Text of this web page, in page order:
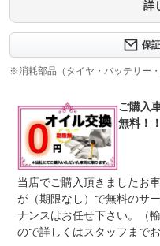
保証内容につい
保証項目 保証項目はスタ
修理回数 無制限
限度額無制限
免責金 無し
保証修理
受付先
当店
法定整備 整備無 車両状態
法定整備
について
-
詳
保
※消耗部品（タイヤ・バッテリー
ご購入
無料！
当店でご購入頂きましたお
が（期限なし）で無料のサ
ナンスはお任せ下さい。（
ので詳しくはスタッフまで